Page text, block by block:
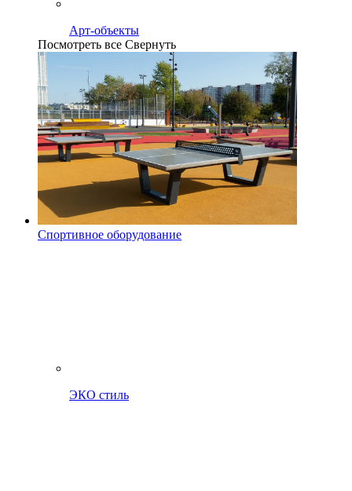
Арт-объекты
Посмотреть все Свернуть
Спортивное оборудование
ЭКО стиль